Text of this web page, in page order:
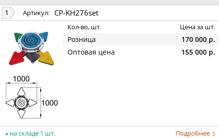
1 Артикул: CP-KH276set
Кол-во, шт. Цена за шт.
Розница
170 000 р.
Оптовая цена
155 000 р.
на складе 1 шт. Подробнее